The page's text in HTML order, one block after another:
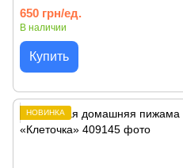
650 грн/ед.
В наличии
Купить
НОВИНКА